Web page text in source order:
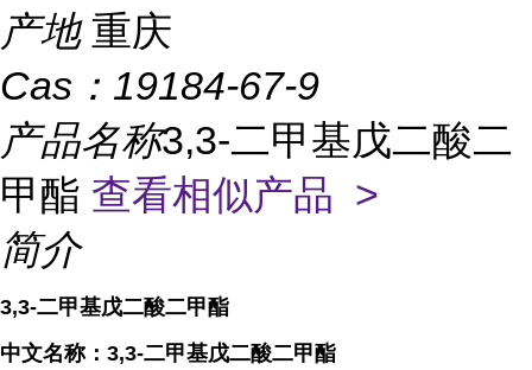
产地 重庆
Cas： 19184-67-9
产品名称3,3-二甲基戊二酸二
甲酯 查看相似产品 >
简介
3,3-二甲基戊二酸二甲酯
中文名称：3,3-二甲基戊二酸二甲酯